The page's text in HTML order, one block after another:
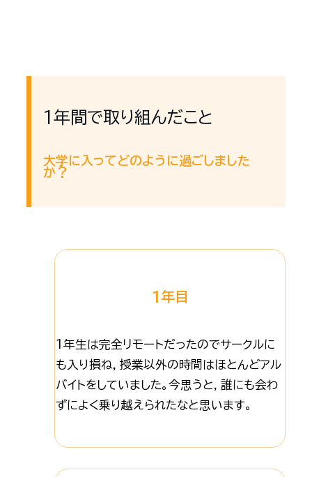
1年間で取り組んだこと
大学に入ってどのように過ごしました
か？
1年目
1年生は完全リモートだったのでサークルに
も入り損ね，授業以外の時間はほとんどアル
バイトをしていました。今思うと，誰にも会わ
ずによく乗り越えられたなと思います。